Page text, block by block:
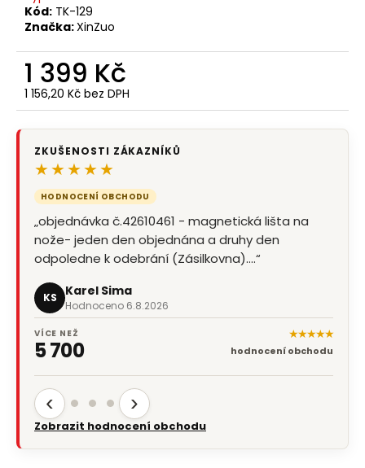
Kód: TK-129
Značka:XinZuo
1 399 Kč
1 156,20 Kč bez DPH
Měrná
ZKUŠENOSTI ZÁKAZNÍKŮ
★★★★★
HODNOCENÍ OBCHODU
„objednávka č.42610461 - magnetická lišta na
nože- jeden den objednána a druhy den
odpoledne k odebrání (Zásilkovna).…“
KS Karel Sima
Hodnoceno 6.8.2026
VÍCE NEŽ
5 700
★★★★★
hodnocení obchodu
‹ ›
Zobrazit hodnocení obchodu